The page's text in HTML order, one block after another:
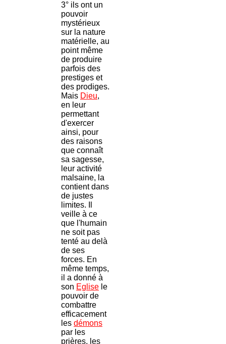
3° ils ont un
pouvoir
mystérieux
sur la nature
matérielle, au
point même
de produire
parfois des
prestiges et
des prodiges.
Mais Dieu,
en leur
permettant
d'exercer
ainsi, pour
des raisons
que connaît
sa sagesse,
leur activité
malsaine, la
contient dans
de justes
limites. Il
veille à ce
que l'humain
ne soit pas
tenté au delà
de ses
forces. En
même temps,
il a donné à
son Eglise le
pouvoir de
combattre
efficacement
les démons
par les
prières, les